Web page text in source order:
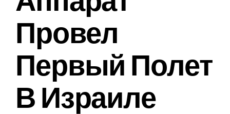
Провел
Первый Полет
В Израиле